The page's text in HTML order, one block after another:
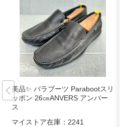
美品✨ パラブーツ Parabootスリ
ッポン 26㎝ANVERS アンバー
ス
マイストア在庫： 2241